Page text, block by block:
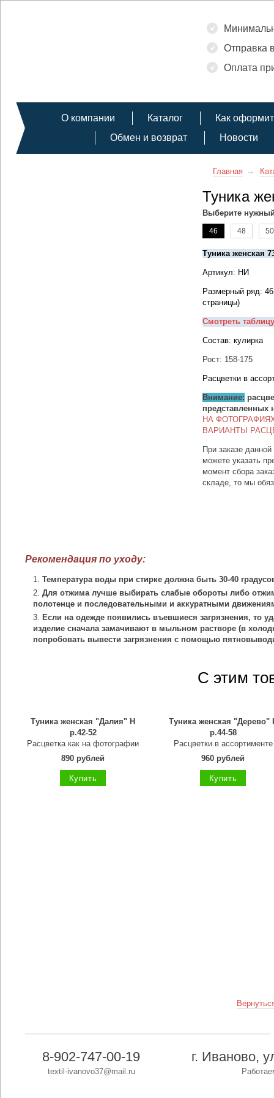
Отправка
Оплата
О компании Каталог
Как
Обмен и возврат
Новости
Главная
Туника
Выберите
46 48 50
Туника женская
Артикул: НИ
Размерный ряд:
страницы)
Смотреть
Состав: кулирка
Рост: 158-175
Расцветки в
Внимание:
представленных
НА
ВАРИАНТЫ
При заказе
можете указать
момент сбора
складе, то мы
Рекомендация по уходу:
Температура воды при стирке должна быть 30-40
Для отжима лучше выбирать слабые обороты либо
полотенце и последовательными и аккуратными
Если на одежде появились въевшиеся загрязнения, то
изделие сначала замачивают в мыльном растворе (в
попробовать вывести загрязнения с помощью
С этим
Туника женская "Далия" Н
р.42-52
Расцветка как на фотографии
890 рублей
Купить
Туника женская "Дерево"
р.44-58
Расцветки в ассортименте
960 рублей
Купить
8-902-747-00-19
textil-ivanovo37@mail.ru
г. Иваново,